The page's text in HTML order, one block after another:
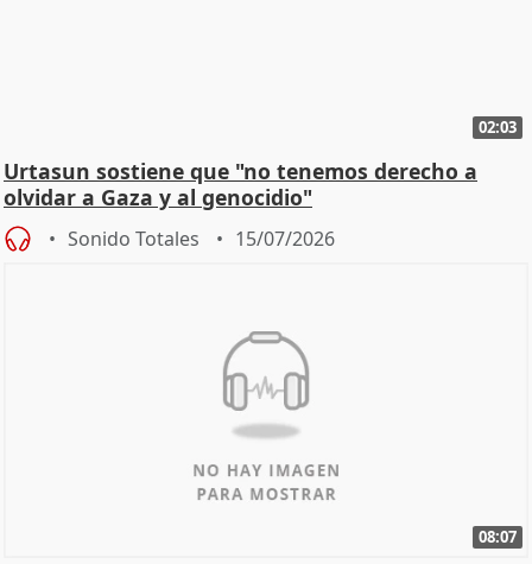
02:03
Urtasun sostiene que "no tenemos derecho a
olvidar a Gaza y al genocidio"
Sonido Totales 15/07/2026
08:07